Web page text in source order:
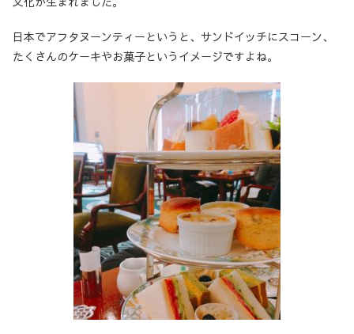
日本でアフタヌーンティーというと、サンドイッチにスコーン、
たくさんのケーキやお菓子というイメージですよね。